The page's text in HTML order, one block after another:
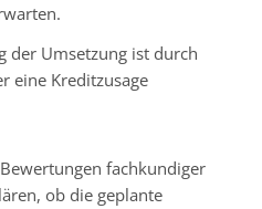
der Umsetzung ist durch
eine Kreditzusage
Bewertungen fachkundiger
ob die geplante